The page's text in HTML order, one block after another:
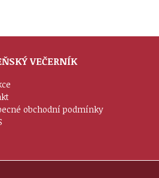
VEČERNÍK
obchodní podmínky